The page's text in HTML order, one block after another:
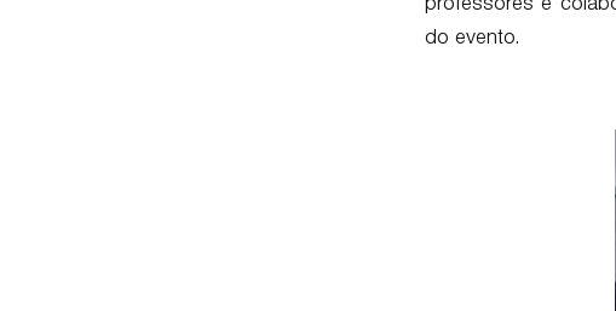
professores e
do evento.